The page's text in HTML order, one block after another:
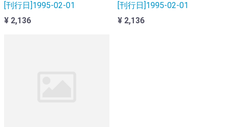
[刊行日]1995-02-01
¥ 2,136
[刊行日]1995-02-01
¥ 2,136